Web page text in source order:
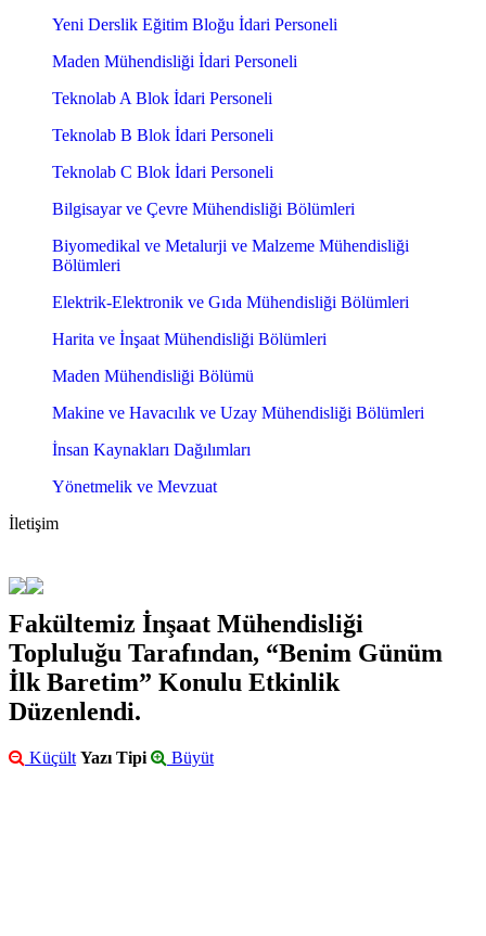
Yeni Derslik Eğitim Bloğu İdari Personeli
Maden Mühendisliği İdari Personeli
Teknolab A Blok İdari Personeli
Teknolab B Blok İdari Personeli
Teknolab C Blok İdari Personeli
Bilgisayar ve Çevre Mühendisliği Bölümleri
Biyomedikal ve Metalurji ve Malzeme Mühendisliği
Bölümleri
Elektrik-Elektronik ve Gıda Mühendisliği Bölümleri
Harita ve İnşaat Mühendisliği Bölümleri
Maden Mühendisliği Bölümü
Makine ve Havacılık ve Uzay Mühendisliği Bölümleri
İnsan Kaynakları Dağılımları
Yönetmelik ve Mevzuat
İletişim
Fakültemiz İnşaat Mühendisliği
Topluluğu Tarafından, “Benim Günüm
İlk Baretim” Konulu Etkinlik
Düzenlendi.
Küçült Yazı Tipi Büyüt